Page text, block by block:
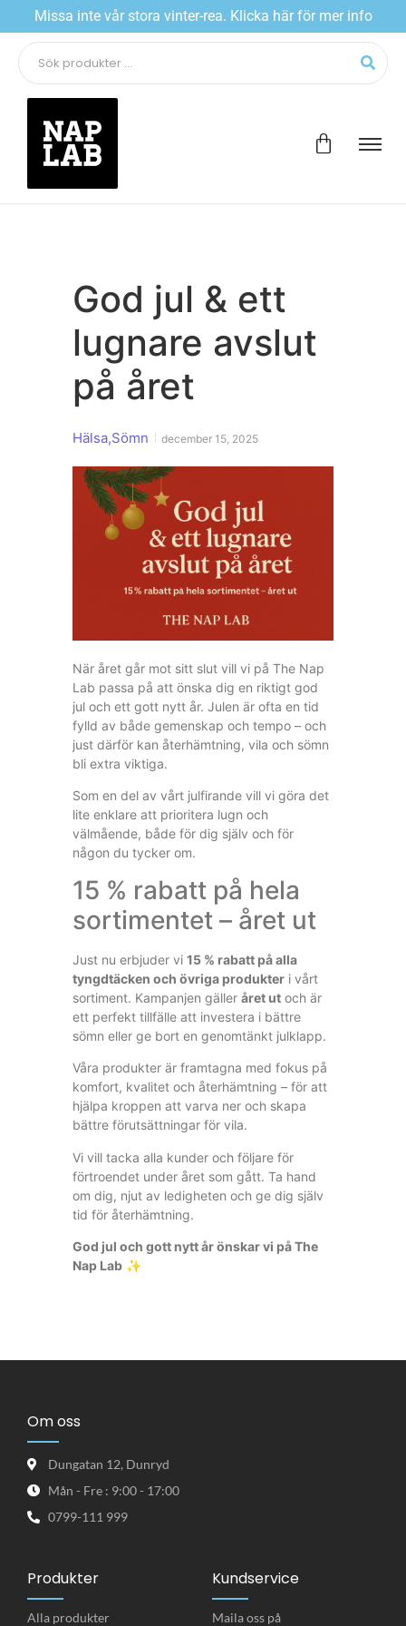
Missa inte vår stora vinter-rea. Klicka här för mer info
God jul & ett
lugnare avslut
på året
Hälsa,Sömn december 15, 2025
När året går mot sitt slut vill vi på The Nap
Lab passa på att önska dig en riktigt god
jul och ett gott nytt år. Julen är ofta en tid
fylld av både gemenskap och tempo – och
just därför kan återhämtning, vila och sömn
bli extra viktiga.
Som en del av vårt julfirande vill vi göra det
lite enklare att prioritera lugn och
välmående, både för dig själv och för
någon du tycker om.
15 % rabatt på hela
sortimentet – året ut
Just nu erbjuder vi 15 % rabatt på alla
tyngdtäcken och övriga produkter i vårt
sortiment. Kampanjen gäller året ut och är
ett perfekt tillfälle att investera i bättre
sömn eller ge bort en genomtänkt julklapp.
Våra produkter är framtagna med fokus på
komfort, kvalitet och återhämtning – för att
hjälpa kroppen att varva ner och skapa
bättre förutsättningar för vila.
Vi vill tacka alla kunder och följare för
förtroendet under året som gått. Ta hand
om dig, njut av ledigheten och ge dig själv
tid för återhämtning.
God jul och gott nytt år önskar vi på The
Nap Lab ✨
Om oss
Dungatan 12, Dunryd
Mån - Fre : 9:00 - 17:00
0799-111 999
Produkter
Alla produkter
Kundservice
Maila oss på